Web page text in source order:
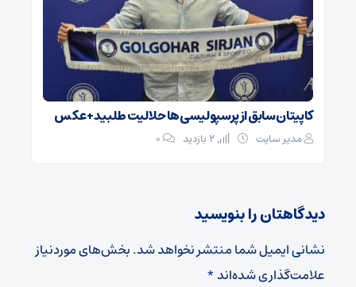
کاپیتان سابق از پرسپولیسی‌ها حلالیت طلبید + عکس
مدیر سایت ۰
دیدگاهتان را بنویسید
نشانی ایمیل شما منتشر نخواهد شد.بخش‌های موردنیاز
علامت‌گذاری شده‌اند*